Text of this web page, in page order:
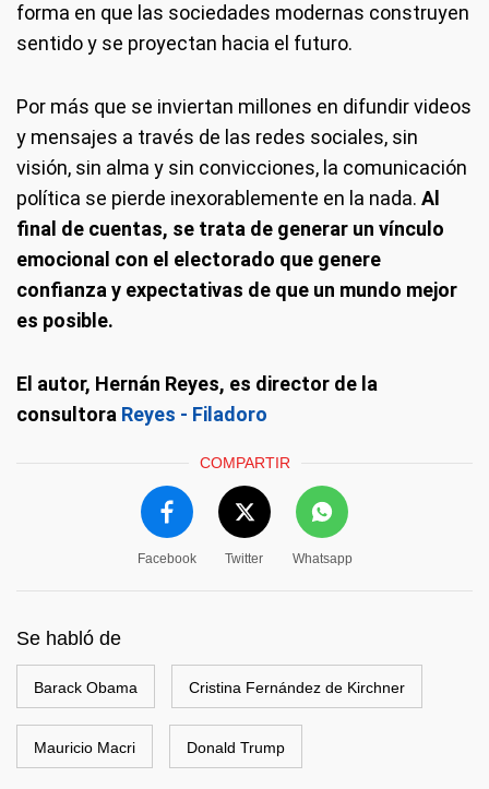
forma en que las sociedades modernas construyen
sentido y se proyectan hacia el futuro.
Por más que se inviertan millones en difundir videos
y mensajes a través de las redes sociales, sin
visión, sin alma y sin convicciones, la comunicación
política se pierde inexorablemente en la nada. Al
final de cuentas, se trata de generar un vínculo
emocional con el electorado que genere
confianza y expectativas de que un mundo mejor
es posible.
El autor, Hernán Reyes, es director de la
consultora Reyes - Filadoro
COMPARTIR
Facebook Twitter Whatsapp
Se habló de
Barack Obama Cristina Fernández de Kirchner
Mauricio Macri Donald Trump